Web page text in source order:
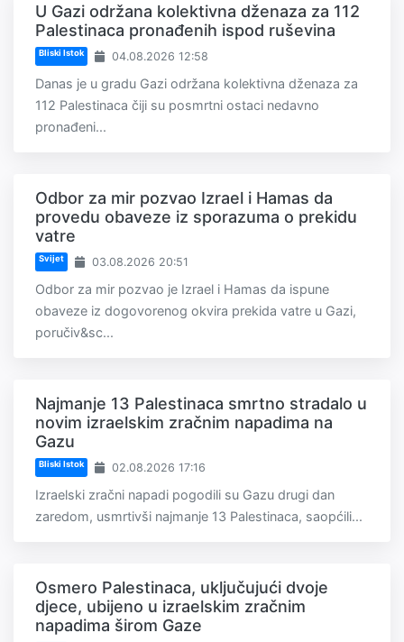
U Gazi održana kolektivna dženaza za 112
Palestinaca pronađenih ispod ruševina
Bliski Istok 04.08.2026 12:58
Danas je u gradu Gazi održana kolektivna dženaza za
112 Palestinaca čiji su posmrtni ostaci nedavno
pronađeni...
Odbor za mir pozvao Izrael i Hamas da
provedu obaveze iz sporazuma o prekidu
vatre
Svijet 03.08.2026 20:51
Odbor za mir pozvao je Izrael i Hamas da ispune
obaveze iz dogovorenog okvira prekida vatre u Gazi,
poručiv&sc...
Najmanje 13 Palestinaca smrtno stradalo u
novim izraelskim zračnim napadima na
Gazu
Bliski Istok 02.08.2026 17:16
Izraelski zračni napadi pogodili su Gazu drugi dan
zaredom, usmrtivši najmanje 13 Palestinaca, saopćili...
Osmero Palestinaca, uključujući dvoje
djece, ubijeno u izraelskim zračnim
napadima širom Gaze